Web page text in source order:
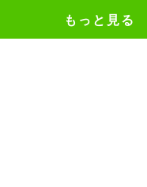
もっと見る